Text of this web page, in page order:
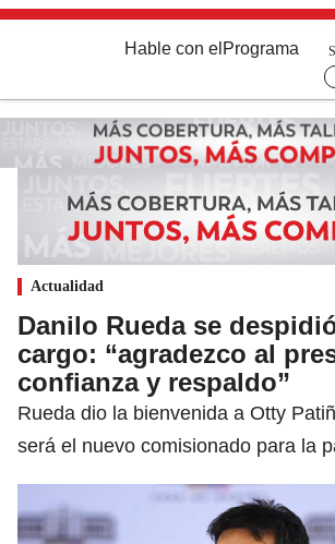
Hable con el Programa
Actualidad
Danilo Rueda se
cargo: “agradezco al
confianza y respaldo”
Rueda dio la bienvenida a Otty
será el nuevo comisionado para la